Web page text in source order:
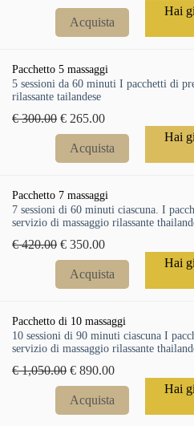
Acquista
Hai
Pacchetto 5 massaggi
5 sessioni da 60 minuti I pacchetti di
rilassante tailandese
€ 300.00 € 265.00
Acquista
Hai
Pacchetto 7 massaggi
7 sessioni di 60 minuti ciascuna. I
servizio di massaggio rilassante
€ 420.00 € 350.00
Acquista
Hai
Pacchetto di 10 massaggi
10 sessioni di 90 minuti ciascuna I
servizio di massaggio rilassante
€ 1,050.00 € 890.00
Acquista
Hai